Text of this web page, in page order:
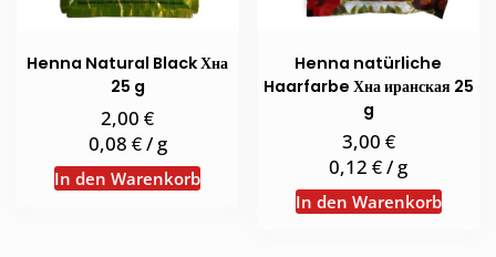
Produktseite
werden
Henna Natural Black Хна
25 g
2,00€
0,08 €/g
In den Warenkorb
Henna natürliche
Haarfarbe Хна иранская 25
g
3,00 €
0,12€/g
In den Warenkorb